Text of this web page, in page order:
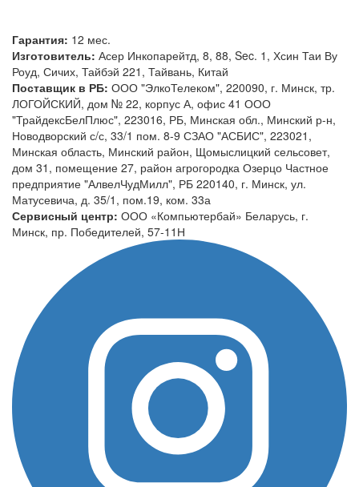
Гарантия: 12 мес.
Изготовитель: Асер Инкопарейтд, 8, 88, Sec. 1, Хсин Таи Ву
Роуд, Сичих, Тайбэй 221, Тайвань, Китай
Поставщик в РБ: ООО "ЭлкоТелеком", 220090, г. Минск, тр.
ЛОГОЙСКИЙ, дом № 22, корпус А, офис 41 ООО
"ТрайдексБелПлюс", 223016, РБ, Минская обл., Минский р-н,
Новодворский с/с, 33/1 пом. 8-9 СЗАО "АСБИС", 223021,
Минская область, Минский район, Щомыслицкий сельсовет,
дом 31, помещение 27, район агрогородка Озерцо Частное
предприятие "АлвелЧудМилл", РБ 220140, г. Минск, ул.
Матусевича, д. 35/1, пом.19, ком. 33а
Сервисный центр: ООО «Компьютербай» Беларусь, г.
Минск, пр. Победителей, 57-11Н